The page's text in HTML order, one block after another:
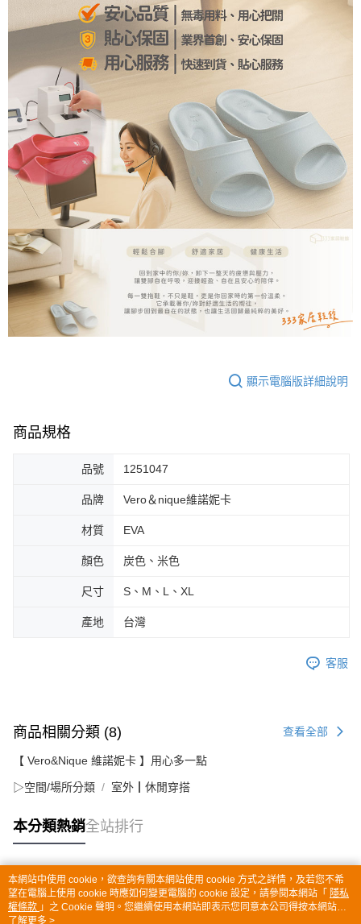
顯示電腦版詳細說明
商品規格
品號 1251047
品牌 Vero＆nique維諾妮卡
材質 EVA
顏色 炭色、米色
尺寸 S、M、L、XL
產地 台灣
客服
商品相關分類 (8) 查看全部
【 Vero&Nique 維諾妮卡 】用心多一點
▷空間/場所分類 室外┃休閒穿搭
本分類熱銷全站排行
熱門標籤
本網站中使用 cookie，欲查詢有關本網站使用 cookie 方式之詳情，及若您不希
望在電腦上使用 cookie 時應如何變更電腦的 cookie 設定，請參閱本網站「 隱私
權條款 」之 Cookie 聲明。您繼續使用本網站即表示您同意本公司得按本網站使
用條款之 Cookie 聲明使用 cookie。
了解更多 >